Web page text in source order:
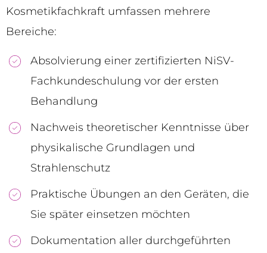
Kosmetikfachkraft umfassen mehrere
Bereiche:
Absolvierung einer zertifizierten NiSV-
Fachkundeschulung vor der ersten
Behandlung
Nachweis theoretischer Kenntnisse über
physikalische Grundlagen und
Strahlenschutz
Praktische Übungen an den Geräten, die
Sie später einsetzen möchten
Dokumentation aller durchgeführten